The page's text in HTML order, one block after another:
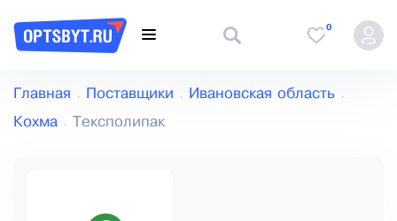
0
Главная Поставщики Ивановская область
Кохма Тексполипак